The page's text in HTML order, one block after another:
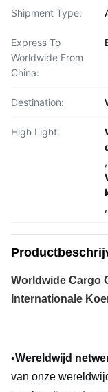
Shipment Type:
Express To
Worldwide From
China:
Destination:
High Light:
,
,
Worldwide Cargo
Internationale
•Wereldwijd
van onze